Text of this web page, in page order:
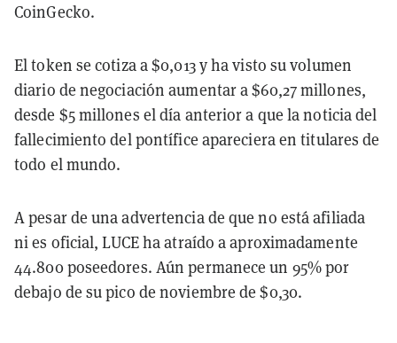
CoinGecko.
El token se cotiza a $0,013 y ha visto su volumen
diario de negociación aumentar a $60,27 millones,
desde $5 millones el día anterior a que la noticia del
fallecimiento del pontífice apareciera en titulares de
todo el mundo.
A pesar de una advertencia de que no está afiliada
ni es oficial, LUCE ha atraído a aproximadamente
44.800 poseedores. Aún permanece un 95% por
debajo de su pico de noviembre de $0,30.